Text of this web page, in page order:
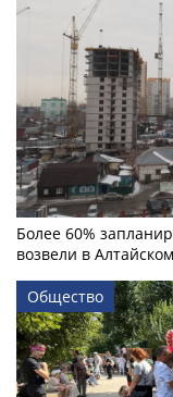
Более 60%
возвели в
Общество